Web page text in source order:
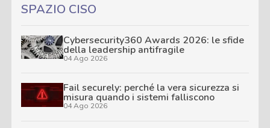
SPAZIO CISO
Cybersecurity360 Awards 2026: le sfide
della leadership antifragile
04 Ago 2026
Fail securely: perché la vera sicurezza si
misura quando i sistemi falliscono
04 Ago 2026